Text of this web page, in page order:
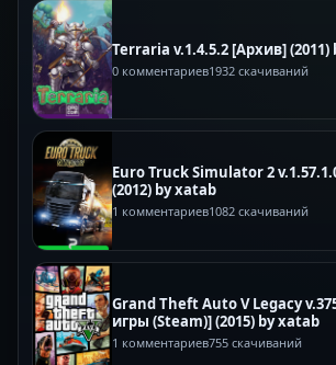
Terraria v.1.4.5.2 [Архив]
0 комментариев1932 скачиваний
Euro Truck Simulator 2
(2012) by xatab
1 комментариев1082 скачиваний
Grand Theft Auto V Legacy
игры (Steam)] (2015) by xatab
1 комментариев755 скачиваний